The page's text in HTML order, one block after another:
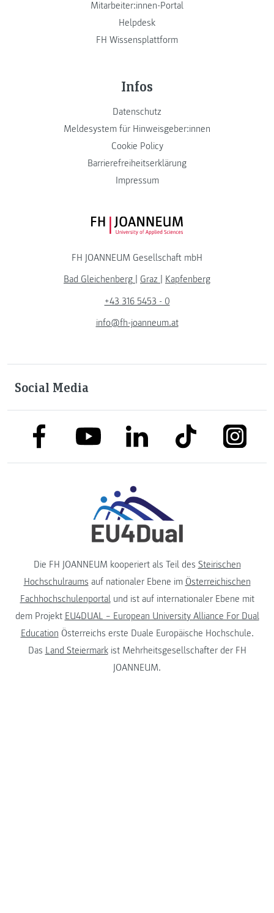
Mitarbeiter:innen-Portal
Helpdesk
FH Wissensplattform
Infos
Datenschutz
Meldesystem für Hinweisgeber:innen
Cookie Policy
Barrierefreiheitserklärung
Impressum
FH JOANNEUM Logo
FH JOANNEUM Gesellschaft mbH
Bad Gleichenberg
Graz
Kapfenberg
+43 316 5453 - 0
info@fh-joanneum.at
Social Media
link to facebooklink to youtubelink to linkedinlink to tiktok
Die FH JOANNEUM kooperiert als Teil des Steirischen
Hochschulraums auf nationaler Ebene im Österreichischen
Fachhochschulenportalund ist auf internationaler Ebene mit
dem Projekt EU4DUAL – European University Alliance For Dual
Education Österreichs erste Duale Europäische Hochschule.
Das Land Steiermarkist Mehrheitsgesellschafter der FH
JOANNEUM.